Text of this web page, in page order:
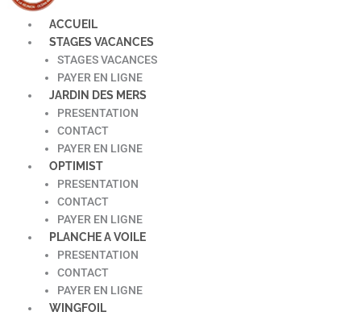
ACCUEIL
STAGES VACANCES
STAGES VACANCES
PAYER EN LIGNE
JARDIN DES MERS
PRESENTATION
CONTACT
PAYER EN LIGNE
OPTIMIST
PRESENTATION
CONTACT
PAYER EN LIGNE
PLANCHE A VOILE
PRESENTATION
CONTACT
PAYER EN LIGNE
WINGFOIL